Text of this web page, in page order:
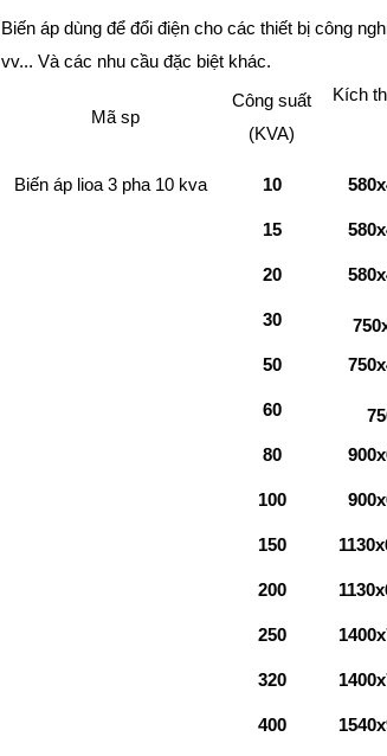
Biến áp dùng để đổi điện cho các thiết bị công
vv... Và các nhu cầu đặc biệt khác.
Mã sp
Công suất
(KVA)
Kích
Biến áp lioa 3 pha 10 kva 10
15
20
30
50
60
80
100
150
200
250
320
400